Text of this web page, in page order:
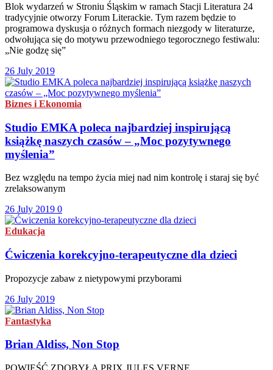
Blok wydarzeń w Stroniu Śląskim w ramach Stacji Literatura 24
tradycyjnie otworzy Forum Literackie. Tym razem będzie to
programowa dyskusja o różnych formach niezgody w literaturze,
odwołująca się do motywu przewodniego tegorocznego festiwalu:
„Nie godzę się”
26 July 2019
Biznes i Ekonomia
Studio EMKA poleca najbardziej inspirującą
książkę naszych czasów – „Moc pozytywnego
myślenia”
Bez względu na tempo życia miej nad nim kontrolę i staraj się być
zrelaksowanym
26 July 2019 0
Edukacja
Ćwiczenia korekcyjno-terapeutyczne dla dzieci
Propozycje zabaw z nietypowymi przyborami
26 July 2019
Fantastyka
Brian Aldiss, Non Stop